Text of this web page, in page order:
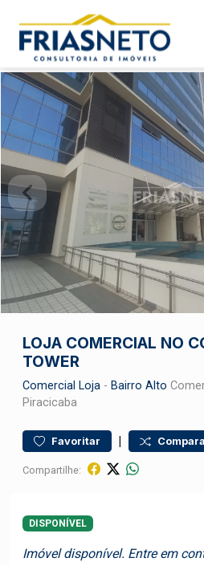
LOJA COMERCIAL NO
TOWER
Comercial Loja - Bairro Alto
Piracicaba
Favoritar |
Compartilhe:
DISPONÍVEL
Imóvel disponível. Entre em